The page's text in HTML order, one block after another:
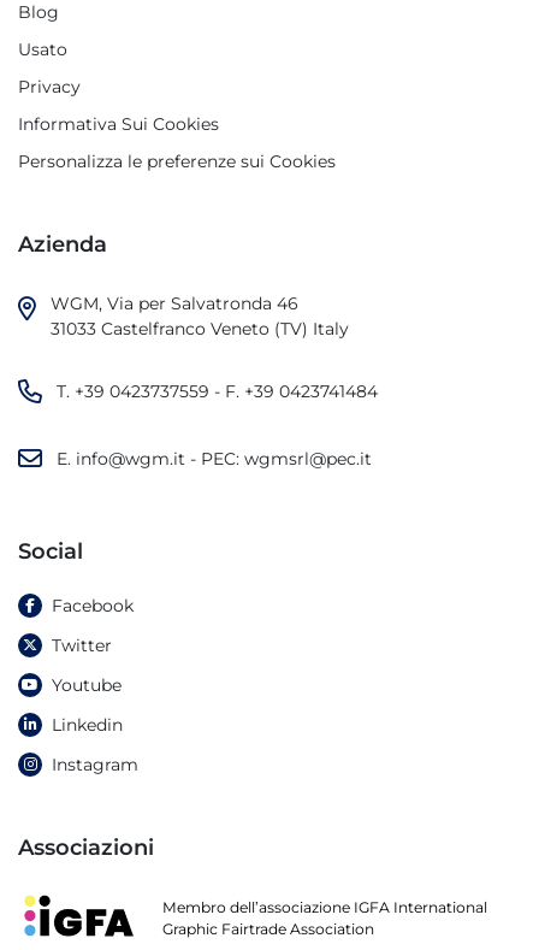
Azienda
WGM, Via per Salvatronda 46
31033 Castelfranco Veneto (TV) Italy
T. +39 0423737559 - F. +39 0423741484
E. info@wgm.it - PEC: wgmsrl@pec.it
Blog
Usato
Privacy
Informativa Sui Cookies
Personalizza le preferenze sui Cookies
Social
Facebook
Twitter
Youtube
Linkedin
Instagram
Associazioni
Membro dell’associazione IGFA International
Graphic Fairtrade Association